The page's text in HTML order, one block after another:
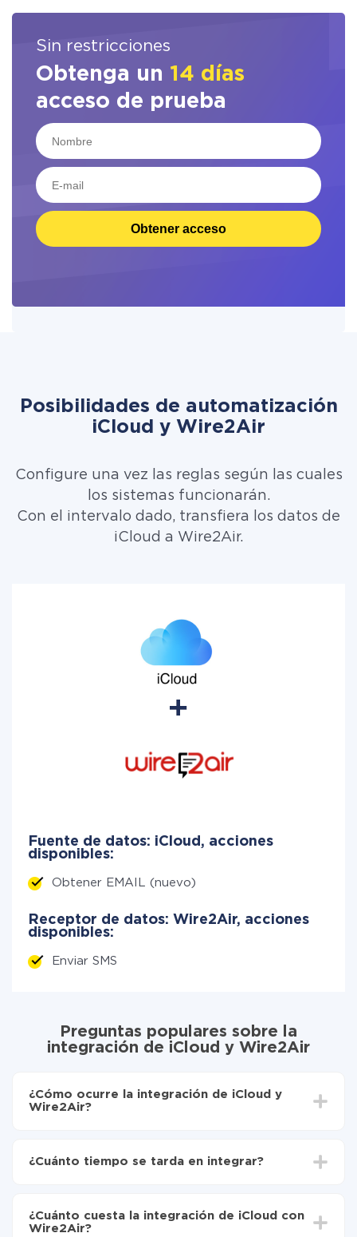
Sin restricciones
Obtenga un 14 días
acceso de prueba
Obtener acceso
Posibilidades de automatización
iCloud y Wire2Air
Configure una vez las reglas según las cuales
los sistemas funcionarán.
Con el intervalo dado, transfiera los datos de
iCloud a Wire2Air.
Fuente de datos: iCloud, acciones
disponibles:
Obtener EMAIL (nuevo)
Receptor de datos: Wire2Air, acciones
disponibles:
Enviar SMS
Preguntas populares sobre la
integración de iCloud y Wire2Air
¿Cómo ocurre la integración de iCloud y
Wire2Air?
Elija qué datos transferir de iCloud a Wire2Air
de iCloud a Wire2Air
¿Cuánto tiempo se tarda en integrar?
oscilar entre 5 y 30 minutos. En promedio, la
configuración tarda entre 10 y 15 minutos.
¿Cuánto cuesta la integración de iCloud con
Wire2Air?